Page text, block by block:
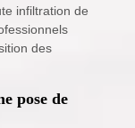
infiltration de
des
pose de